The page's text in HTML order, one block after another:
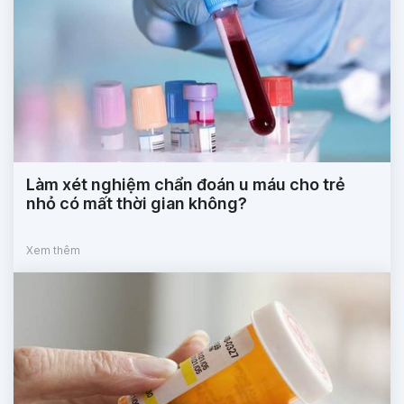
Làm xét nghiệm chẩn đoán u máu cho trẻ
nhỏ có mất thời gian không?
Xem thêm